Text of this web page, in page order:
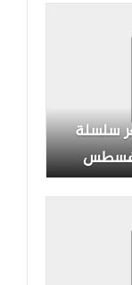
سلسلة
شهر أغسطس